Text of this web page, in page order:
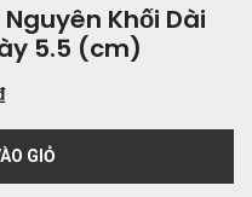
Khối Dài
5.5 (cm)
GIỎ